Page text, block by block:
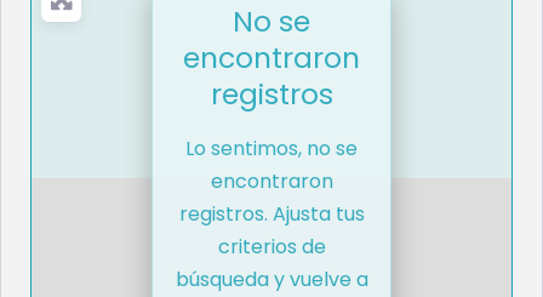
No se
encontraron
registros
Lo sentimos, no se
encontraron
registros. Ajusta tus
criterios de
búsqueda y vuelve a